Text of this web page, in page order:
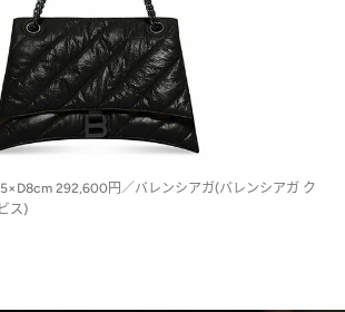
292,600円／バレンシアガ(バレンシアガ ク
ス)